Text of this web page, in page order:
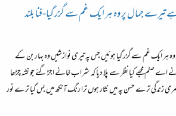
تیرے جمال پر وہ ہر ایک غم سے گزر گیا-فنا بلند
ہر ایک غم سے گزر گیا ہوئیں جس پہ تیری نوازشیں وہ بہار بن کے
صنم مجھے کیا نظر سے پلا دیا کہ شراب خانے اجڑ گئے جو نشہ چڑھا
زندگی ترے حسن پہ میں نثار ہوں ترا رنگ آنکھ میں بس گیا ترے نور